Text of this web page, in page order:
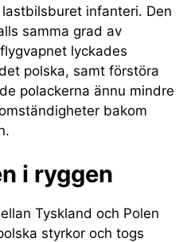
infanteri. Den
samma grad av
lyckades
polska, samt förstöra
polackerna ännu mindre
bakom
i ryggen
Tyskland och Polen
styrkor och togs